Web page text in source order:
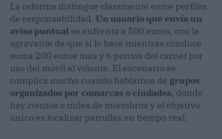
La reforma distingue claramente entre perfiles
de responsabilidad. Un usuario que envía un
aviso puntual se enfrenta a 500 euros, con la
agravante de que si lo hace mientras conduce
suma 200 euros más y 6 puntos del carnet por
uso del móvil al volante. El escenario se
complica mucho cuando hablamos de grupos
organizados por comarcas o ciudades, donde
hay cientos o miles de miembros y el objetivo
único es localizar patrullas en tiempo real.